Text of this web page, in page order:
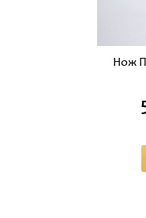
Нож